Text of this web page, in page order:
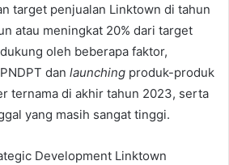
target penjualan Linktown di tahun
atau meningkat 20% dari target
oleh beberapa faktor,
dan launching produk-produk
ternama di akhir tahun 2023, serta
yang masih sangat tinggi.
Development Linktown